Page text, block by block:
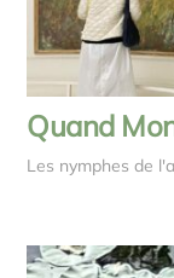
Quand
Les nymphes de